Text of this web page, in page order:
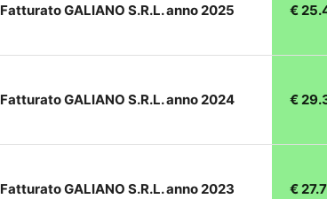
Fatturato GALIANO S.R.L. anno 2025 €
Fatturato GALIANO S.R.L. anno 2024 €
Fatturato GALIANO S.R.L. anno 2023 €